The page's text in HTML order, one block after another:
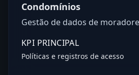
Condomínios
Gestão de dados de
KPI PRINCIPAL
Políticas e registros de acesso